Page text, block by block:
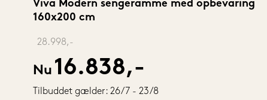
Viva Modern sengeramme med opbevaring
160x200 cm
28.998,-
Nu 16.838,-
Tilbuddet gælder: 26/7 - 23/8